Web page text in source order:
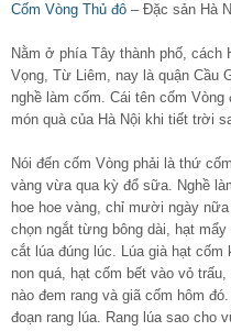
Cốm Vòng Thủ đô – Đặc sản Hà
Nằm ở phía Tây thành phố, cách
Vọng, Từ Liêm, nay là quận Cầu
nghề làm cốm. Cái tên cốm
món quà của Hà Nội khi tiết trời
Nói đến cốm Vòng phải là thứ
vàng vừa qua kỳ đổ sữa. Nghề
hoe hoe vàng, chỉ mười ngày
chọn ngắt từng bông dài, hạt
cắt lúa đúng lúc. Lúa già hạt
non quá, hạt cốm bết vào vỏ
nào đem rang và giã cốm hôm
đoạn rang lúa. Rang lúa sao cho